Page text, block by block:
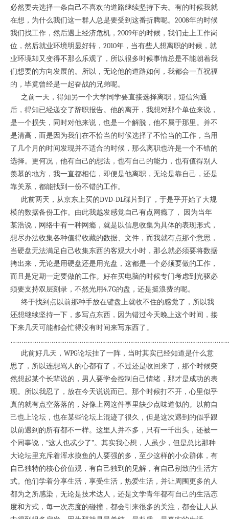
必然要去选择一条自己不喜欢的道路继续坚持下去。有的时候我就
在想，为什么我们这一群人总是要受到这番折腾呢。2008年的时候
我们找工作，然后遇上经济危机，2009年的时候，我们走上工作岗
位，然后就业环境明显好转，2010年，当有些人想离职的时候，就
业环境却又变得不那么乐观了，所以很多时候事情总是不能朝着我
们想要的方向发展的。所以，无论他的道路如何，我都会一直祝福
的，毕竟曾经是一起奋战的兄弟呢。
之前一天，得知另一个大学同学要直接选择离职，短信沟通
后，得知已经递交了辞职报告。他的离开，我想对那个单位来说，
是一个损失，同时对他来说，也是一个解脱，他不属于那里。并不
是清高，而是因为我们在不恰当的时候选择了不恰当的工作，当用
了几个月的时间发现并不适合的时候，那么离职也许是一个不错的
选择。更何况，他有自己的想法，也有自己的能力，也有值得别人
羡慕的地方，我一直都相信，即便是他离职，无论是靠自己，还是
靠关系，都能找到一份不错的工作。
此前两天，从京东上买的DVD-DL碟片到了，于是乎开始了大规
模的数据备份工作。由此我越发感觉自己有点网瘾了， 因为当年
某浩说，网络中有一种网瘾，就是以信息收集为具体的表现形式，
想尽办法收集各种值得收藏的数据、文件，而我就有点那个意思，
当硬盘无法满足自己收集东西的客观大小时，那么就必须要将数据
拷出来，无论是用硬盘还是用光盘，这都是一个必须要做的工作，
而且是定期一定要做的工作。好在买电脑的时候专门考虑到光驱必
须要支持双层刻录，不然光用4.7G的盘，还是挺浪费的呢。
终于找到点以前那种手放在键盘上就收不住的感觉了，所以我
还想继续坚持一下，多写点东西，因为错过今天晚上这个时间，接
下来几天可能都会忙得没有时间来写东西了。
此前好几天，WPG论坛挂了一阵，当时其实已经知道是什么意
思了，所以连想骂人的心都有了，不过还是收回来了，那个时候突
然想起某个长辈说的，男人要学会控制自己情绪，那才是成功的表
现。所以我忍了，放在今天说说而已。那个时候打不开，心里似乎
真的就有点空落落的，好像上网这件事里缺少点味道似的。以前自
己也上论坛，也在某些论坛上混迹了很久，但是这次遇到的似乎跟
以前遇到的所有都不一样。这里人并不多，只有一千出头，还被一
个同事说，“这人也忒少了”。其实我心想，人虽少，但是总比那种
大论坛里充斥着浑水摸鱼的人要强的多，至少这样的小众群体，有
自己独特的核心价值观，有自己独到的见解，有自己别致的生活方
式。他们学着分享生活，享受生活，热爱生活，并让周围更多的人
都为之所感染，无论是技术达人，还是文学青年都有自己的生活态
度和方式，每一次态度的碰撞，都会引来很多的关注，都会让人从